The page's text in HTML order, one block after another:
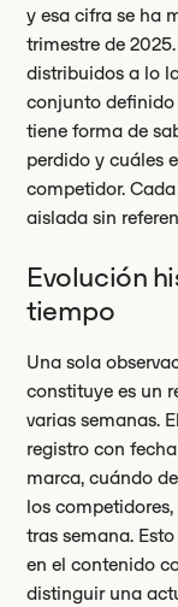
y esa cifra se ha
trimestre de
distribuidos a lo
conjunto definido
tiene forma de
perdido y cuáles
competidor.
aislada sin
Evolución
tiempo
Una sola
constituye es un
varias semanas.
registro con
marca, cuándo
los
tras semana.
en el contenido
distinguir una